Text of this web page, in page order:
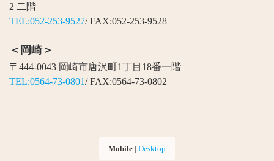
2 二階
TEL:052-253-9527/ FAX:052-253-9528
＜岡崎＞
〒444-0043 岡崎市唐沢町1丁目18番一階
TEL:0564-73-0801/ FAX:0564-73-0802
Mobile | Desktop